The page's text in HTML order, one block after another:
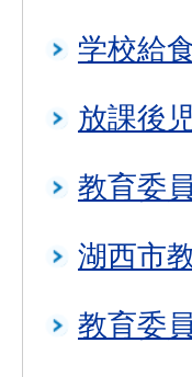
学校給
放課後
教育委
湖西市
教育委